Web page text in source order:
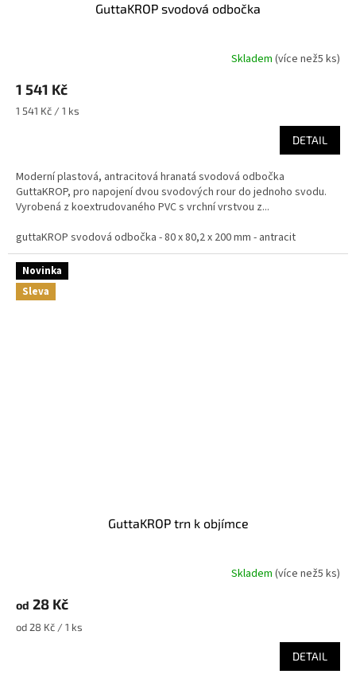
GuttaKROP svodová odbočka
Skladem (více než5 ks)
1 541 Kč
Měrná
1 541 Kč / 1 ks
DETAIL
Moderní plastová, antracitová hranatá svodová odbočka
GuttaKROP, pro napojení dvou svodových rour do jednoho svodu.
Vyrobená z koextrudovaného PVC s vrchní vrstvou z...
guttaKROP svodová odbočka - 80 x 80,2 x 200 mm - antracit
Novinka
Sleva
GuttaKROP trn k objímce
Skladem (více než5 ks)
od 28 Kč
Měrná
od 28 Kč / 1 ks
DETAIL